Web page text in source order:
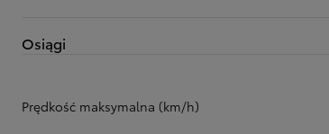
Osiągi
Prędkość maksymalna (km/h)